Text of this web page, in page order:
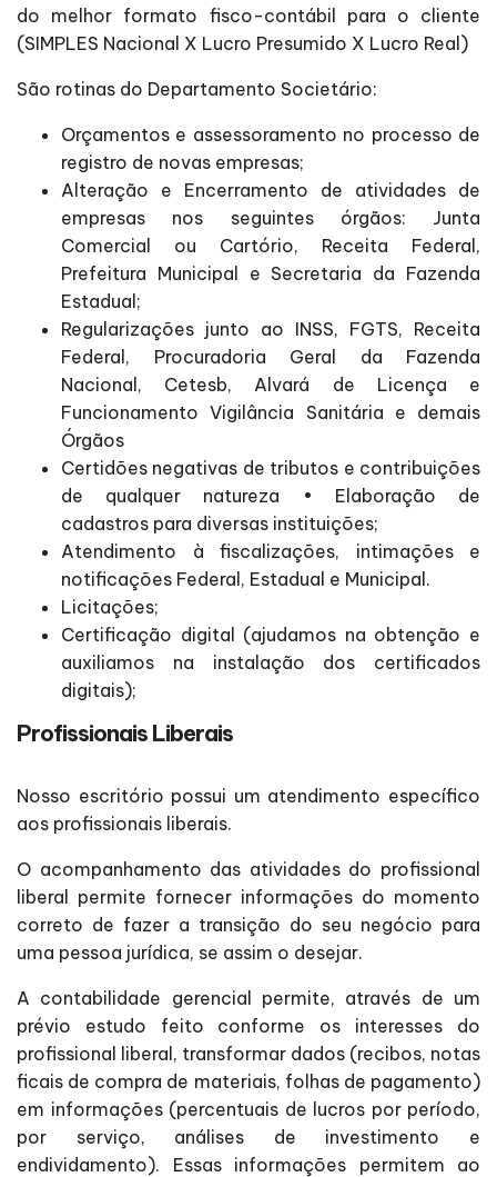
do melhor formato fisco-contábil para o cliente
(SIMPLES Nacional X Lucro Presumido X Lucro Real)
São rotinas do Departamento Societário:
Orçamentos e assessoramento no processo de
registro de novas empresas;
Alteração e Encerramento de atividades de
empresas nos seguintes órgãos: Junta
Comercial ou Cartório, Receita Federal,
Prefeitura Municipal e Secretaria da Fazenda
Estadual;
Regularizações junto ao INSS, FGTS, Receita
Federal, Procuradoria Geral da Fazenda
Nacional, Cetesb, Alvará de Licença e
Funcionamento Vigilância Sanitária e demais
Órgãos
Certidões negativas de tributos e contribuições
de qualquer natureza • Elaboração de
cadastros para diversas instituições;
Atendimento à fiscalizações, intimações e
notificações Federal, Estadual e Municipal.
Licitações;
Certificação digital (ajudamos na obtenção e
auxiliamos na instalação dos certificados
digitais);
Profissionais Liberais
Nosso escritório possui um atendimento específico
aos profissionais liberais.
O acompanhamento das atividades do profissional
liberal permite fornecer informações do momento
correto de fazer a transição do seu negócio para
uma pessoa jurídica, se assim o desejar.
A contabilidade gerencial permite, através de um
prévio estudo feito conforme os interesses do
profissional liberal, transformar dados (recibos, notas
ficais de compra de materiais, folhas de pagamento)
em informações (percentuais de lucros por período,
por serviço, análises de investimento e
endividamento). Essas informações permitem ao